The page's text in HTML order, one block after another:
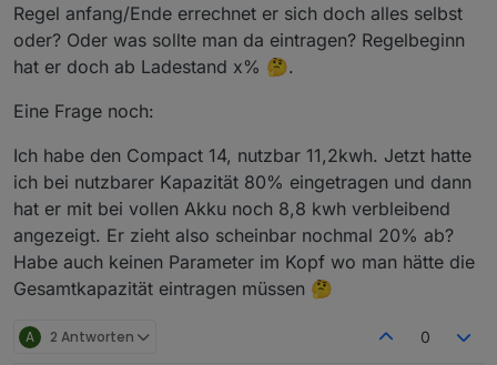
Prüfe bitte auch mal die Werte
0_userdata.0.Charge_Control.Allgemein.Regel
beginn_MEZ
ende_MEZ,
0_userdata.0.Charge_Control.Allgemein.Ladee
nde_MEZ
ob da das Format der Uhrzeiten richtig ist also z.B. 10:00
mit Doppelpunkt und nicht 10.00.
Hatte da einen Fehler im Script, wenn die Objekte beim
ersten Mal angelegt werden.
Regel anfang/Ende errechnet er sich doch alles selbst
oder? Oder was sollte man da eintragen? Regelbeginn
hat er doch ab Ladestand x% 🤔.
Eine Frage noch:
Ich habe den Compact 14, nutzbar 11,2kwh. Jetzt hatte
ich bei nutzbarer Kapazität 80% eingetragen und dann
hat er mit bei vollen Akku noch 8,8 kwh verbleibend
angezeigt. Er zieht also scheinbar nochmal 20% ab?
Habe auch keinen Parameter im Kopf wo man hätte die
Gesamtkapazität eintragen müssen 🤔
A 2 Antworten 0